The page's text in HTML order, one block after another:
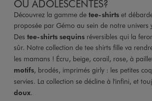
OU ADOLESCENTES?
Découvrez la gamme de tee-shirtset
proposée par Gémo au sein de notre univers
Des tee-shirts sequinsréversibles qui la
sûr. Notre collection de tee shirts fille va
les mamans ! Écru, beige, corail, rose, à
motifs, brodés, imprimés girly : les petites
servies. La collection se décline à l'infini, et
doux.